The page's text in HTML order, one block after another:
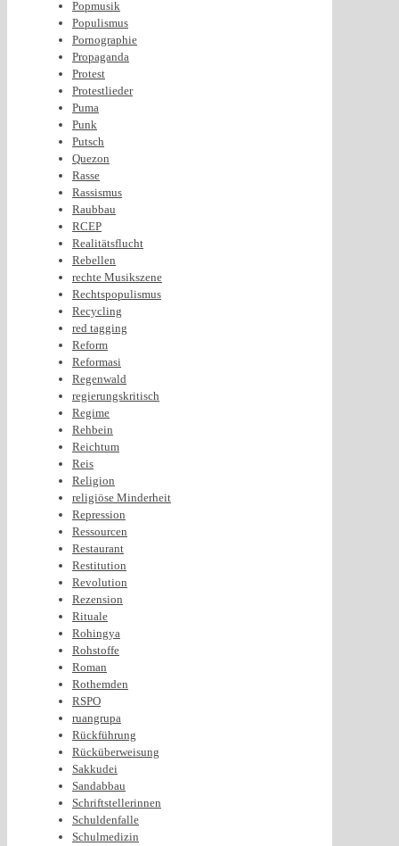
Popmusik
Populismus
Pornographie
Propaganda
Protest
Protestlieder
Puma
Punk
Putsch
Quezon
Rasse
Rassismus
Raubbau
RCEP
Realitätsflucht
Rebellen
rechte Musikszene
Rechtspopulismus
Recycling
red tagging
Reform
Reformasi
Regenwald
regierungskritisch
Regime
Rehbein
Reichtum
Reis
Religion
religiöse Minderheit
Repression
Ressourcen
Restaurant
Restitution
Revolution
Rezension
Rituale
Rohingya
Rohstoffe
Roman
Rothemden
RSPO
ruangrupa
Rückführung
Rücküberweisung
Sakkudei
Sandabbau
Schriftstellerinnen
Schuldenfalle
Schulmedizin